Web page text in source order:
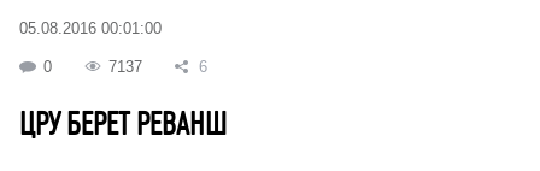
05.08.2016 00:01:00
0 7137 6
ЦРУ БЕРЕТ РЕВАНШ